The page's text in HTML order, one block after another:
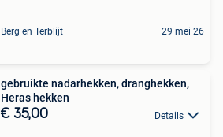
Berg en Terblijt 29 mei 26
gebruikte nadarhekken, dranghekken,
Heras hekken
€ 35,00 Details